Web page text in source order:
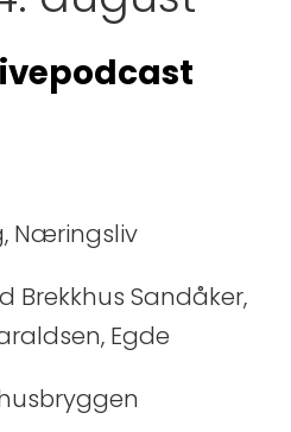
Næringsliv
Brekkhus Sandåker,
Egde